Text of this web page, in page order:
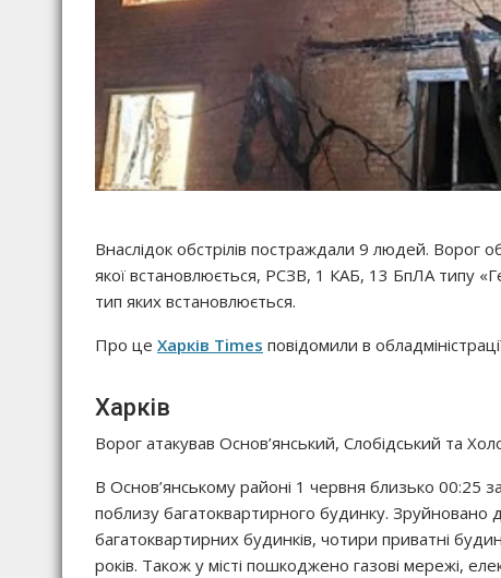
Внаслідок обстрілів постраждали 9 людей. Ворог
якої встановлюється, РСЗВ, 1 КАБ, 13 БпЛА типу
тип яких встановлюється.
Про це Харків Times повідомили в
Харків
Ворог атакував Основ’янський, Слобідський та
В Основ’янському районі 1 червня близько 00:25
поблизу багатоквартирного будинку. Зруйновано
багатоквартирних будинків, чотири приватні
років. Також у місті пошкоджено газові мережі,